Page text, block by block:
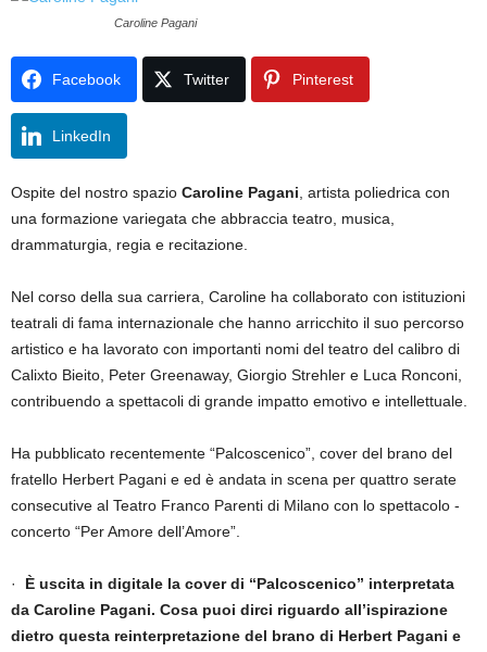
Caroline Pagani
Facebook Twitter Pinterest
LinkedIn
Ospite del nostro spazio Caroline Pagani , artista poliedrica con
una formazione variegata che abbraccia teatro, musica,
drammaturgia, regia e recitazione.
Nel corso della sua carriera, Caroline ha collaborato con istituzioni
teatrali di fama internazionale che hanno arricchito il suo percorso
artistico e ha lavorato con importanti nomi del teatro del calibro di
Calixto Bieito, Peter Greenaway, Giorgio Strehler e Luca Ronconi,
contribuendo a spettacoli di grande impatto emotivo e intellettuale.
Ha pubblicato recentemente “Palcoscenico”, cover del brano del
fratello Herbert Pagani e ed è andata in scena per quattro serate
consecutive al Teatro Franco Parenti di Milano con lo spettacolo -
concerto “Per Amore dell’Amore”.
· È uscita in digitale la cover di “Palcoscenico” interpretata
da Caroline Pagani. Cosa puoi dirci riguardo all’ispirazione
dietro questa reinterpretazione del brano di Herbert Pagani e